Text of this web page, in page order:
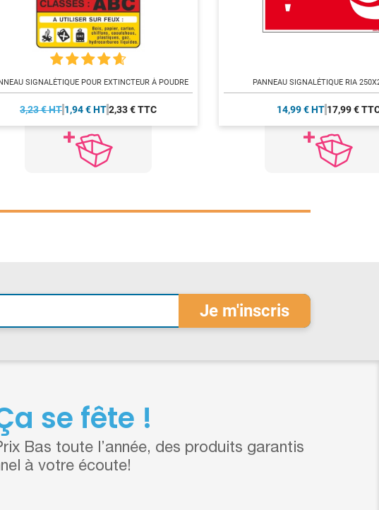
SIGNALÉTIQUE POUR EXTINCTEUR À POUDRE
3,23 € HT 1,94 € HT2,33 € TTC
PANNEAU SIGNALÉTIQUE RIA
14,99 € HT 17,99 €
se fête !
Bas toute l’année, des produits garantis
à votre écoute!